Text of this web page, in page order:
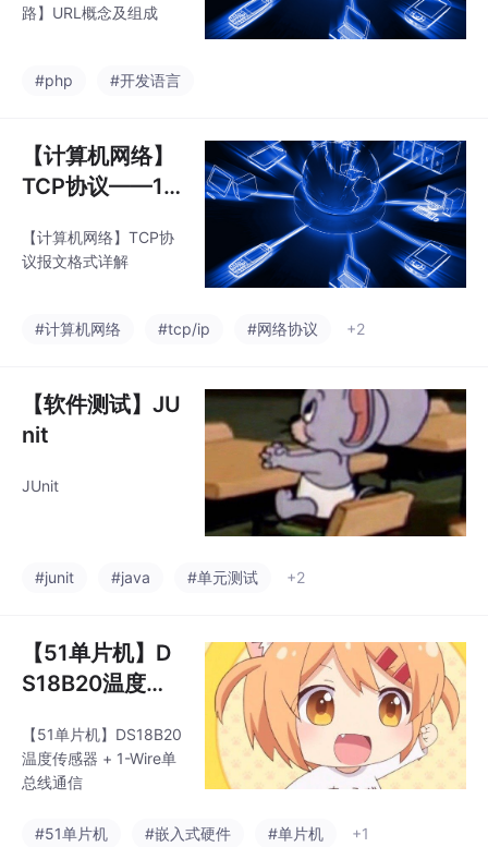
路】URL概念及组成
#php #开发语言
【计算机网络】
TCP协议——1.
【计算机网络】TCP协
议报文格式详解
#计算机网络 #tcp/ip #网络协议 +2
【软件测试】JU
nit
JUnit
#junit #java #单元测试 +2
【51单片机】D
S18B20温度传
总线通信
【51单片机】DS18B20
温度传感器 + 1-Wire单
总线通信
#51单片机 #嵌入式硬件 #单片机 +1